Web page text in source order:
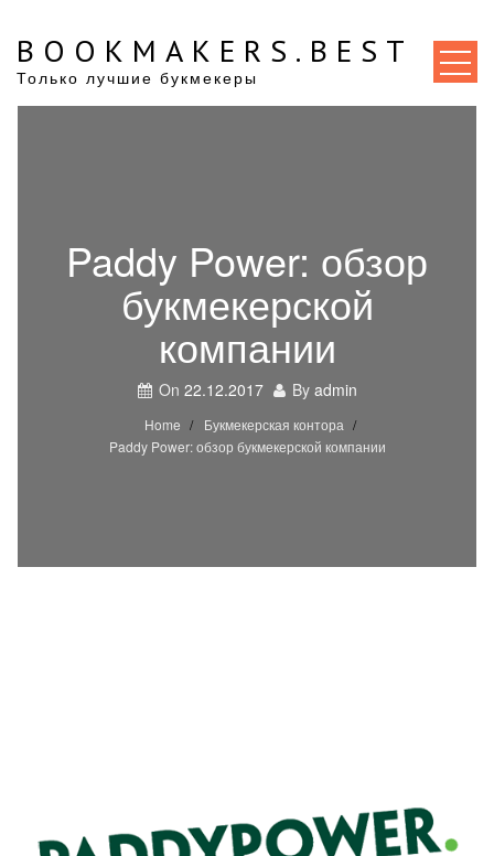
content
BOOKMAKERS.BEST
Только лучшие букмекеры
Paddy Power: обзор
букмекерской
компании
On 22.12.2017 By admin
Home
Букмекерская контора
Paddy Power: обзор букмекерской компании